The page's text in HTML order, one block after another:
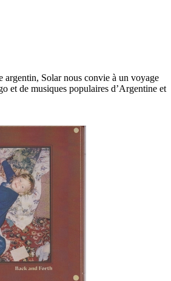
argentin, Solar nous convie à un voyage
et de musiques populaires d’Argentine et